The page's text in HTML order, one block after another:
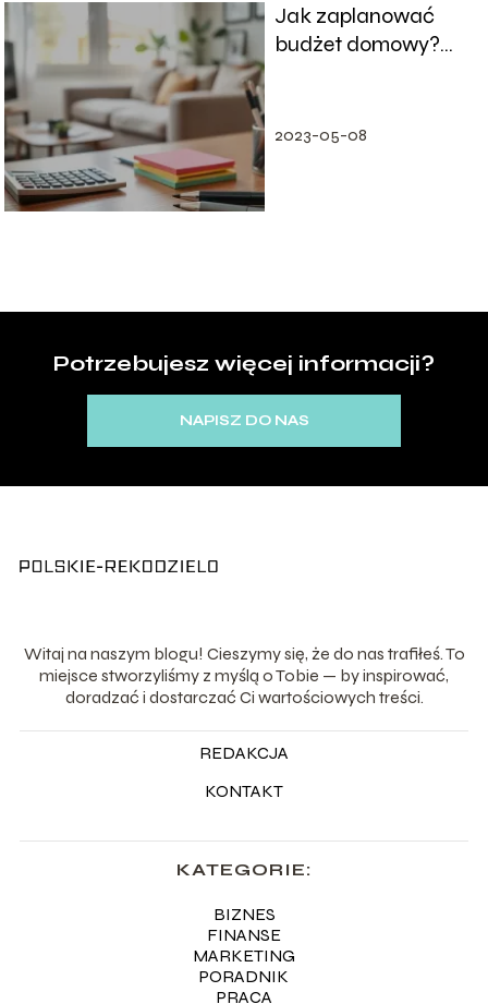
Jak zaplanować
budżet domowy?
2023-05-08
Potrzebujesz więcej informacji?
NAPISZ DO NAS
Witaj na naszym blogu! Cieszymy się, że do nas trafiłeś. To
miejsce stworzyliśmy z myślą o Tobie — by inspirować,
doradzać i dostarczać Ci wartościowych treści.
REDAKCJA
KONTAKT
KATEGORIE:
BIZNES
FINANSE
MARKETING
PORADNIK
PRACA